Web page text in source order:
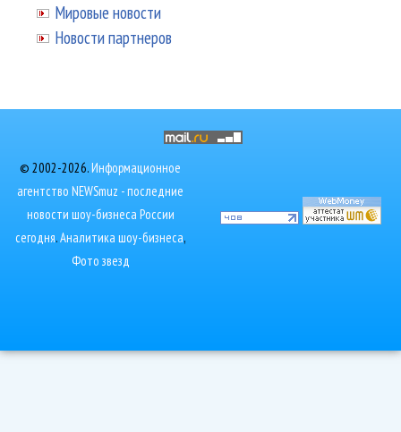
Мировые новости
Новости партнеров
© 2002-2026.Информационное
агентство NEWSmuz - последние
новости шоу-бизнеса России
сегодня.Аналитика шоу-бизнеса,
Фото звезд